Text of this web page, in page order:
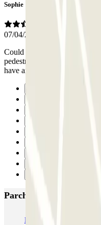
Sophie
07/04/2026
Could not find how to get
pedestrian entrance.... à
have any ...
Parcheggi più popolari
Bastille - Saint-Antoine